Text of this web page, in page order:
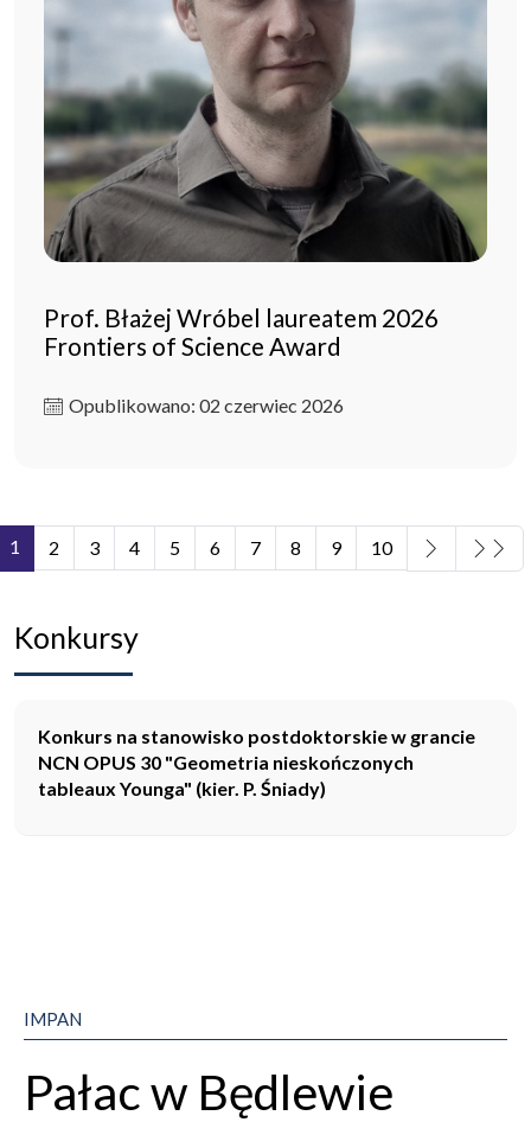
Prof. Błażej Wróbel laureatem 2026
Frontiers of Science Award
Opublikowano: 02 czerwiec 2026
Strona 1 z 11
1 2 3 4 5 6 7 8 9 10
Konkursy
Konkurs na stanowisko postdoktorskie w grancie
NCN OPUS 30 "Geometria nieskończonych
tableaux Younga" (kier. P. Śniady)
IMPAN
Pałac w Będlewie